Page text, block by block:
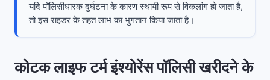
यदि पॉलिसीधारक दुर्घटना के कारण स्थायी रूप से विकलांग हो जाता है,
तो इस राइडर के तहत लाभ का भुगतान किया जाता है।
कोटक लाइफ टर्म इंश्योरेंस पॉलिसी खरीदने के